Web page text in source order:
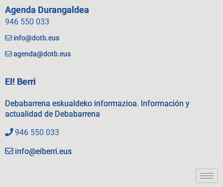
Agenda Durangaldea
946 550 033
info@dotb.eus
agenda@dotb.eus
EI! Berri
Debabarrena eskualdeko informazioa. Información y
actualidad de Debabarrena
946 550 033
info@eiberri.eus